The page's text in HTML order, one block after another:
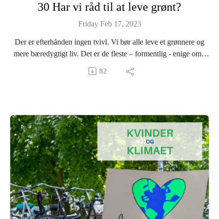
30 Har vi råd til at leve grønt?
Friday Feb 17, 2023
Der er efterhånden ingen tvivl. Vi bør alle leve et grønnere og
mere bæredygtigt liv. Det er de fleste – formentlig - enige om.
Men hvad sker der, når grønne idealer møder hverdagens
husholdningsbudget?
rådgiver i forbrugerrådet TÆNK.
Hun forklarer bl.a. at danskere prioriterer økologiske produkter
og et grønt forbrug, men hun fortæller også, at krisen har
påvirket vores forbrug.
Lyt med, når vi stiller skarpt på, hvordan europæerne får råd til
at leve mere bæredygtigt.
82